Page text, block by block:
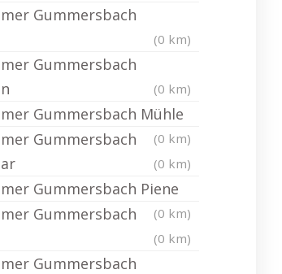
Gummersbach
(0 km)
Gummersbach
(0 km)
Gummersbach Mühle
(0 km)
Gummersbach
(0 km)
Gummersbach Piene
(0 km)
Gummersbach
(0 km)
Gummersbach